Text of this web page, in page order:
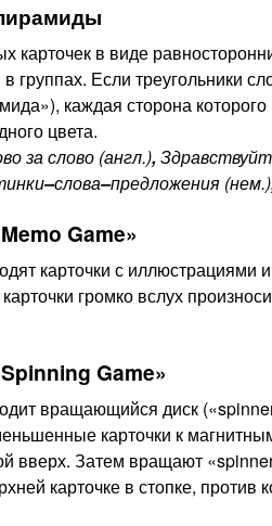
карточек в виде
в группах. Если треугольники
каждая сторона
цвета.
за слово (англ.),
–слова–предложения (нем.)
Game»
карточки с иллюстрациями
громко вслух
Game»
вращающийся диск
карточки к
вверх. Затем вращают
карточке в стопке, против